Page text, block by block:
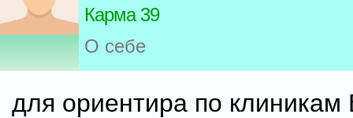
Карма 39
О себе
для ориентира по